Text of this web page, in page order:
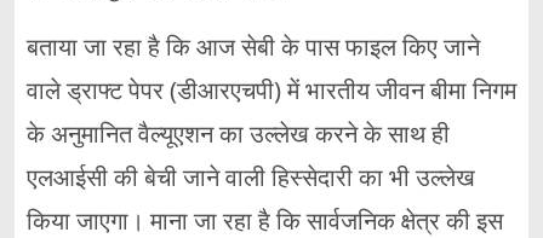
बताया जा रहा है कि आज सेबी के पास फाइल किए जाने
वाले ड्राफ्ट पेपर (डीआरएचपी) में भारतीय जीवन बीमा निगम
के अनुमानित वैल्यूएशन का उल्लेख करने के साथ ही
एलआईसी की बेची जाने वाली हिस्सेदारी का भी उल्लेख
किया जाएगा। माना जा रहा है कि सार्वजनिक क्षेत्र की इस